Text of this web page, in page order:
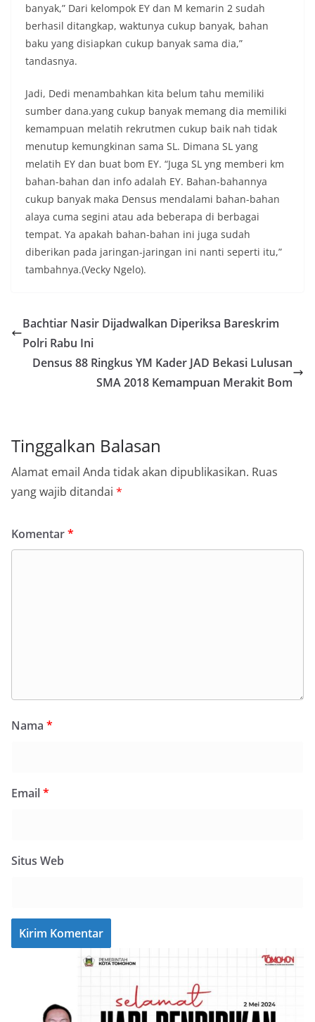
banyak,” Dari kelompok EY dan M kemarin 2 sudah
berhasil ditangkap, waktunya cukup banyak, bahan
baku yang disiapkan cukup banyak sama dia,”
tandasnya.
Jadi, Dedi menambahkan kita belum tahu memiliki
sumber dana.yang cukup banyak memang dia memiliki
kemampuan melatih rekrutmen cukup baik nah tidak
menutup kemungkinan sama SL. Dimana SL yang
melatih EY dan buat bom EY. “Juga SL yng memberi km
bahan-bahan dan info adalah EY. Bahan-bahannya
cukup banyak maka Densus mendalami bahan-bahan
alaya cuma segini atau ada beberapa di berbagai
tempat. Ya apakah bahan-bahan ini juga sudah
diberikan pada jaringan-jaringan ini nanti seperti itu,”
tambahnya.(Vecky Ngelo).
Bachtiar Nasir Dijadwalkan Diperiksa Bareskrim
Polri Rabu Ini
Densus 88 Ringkus YM Kader JAD Bekasi Lulusan
SMA 2018 Kemampuan Merakit Bom
Tinggalkan Balasan
Alamat email Anda tidak akan dipublikasikan. Ruas
yang wajib ditandai *
Komentar*
Nama *
Email*
Situs Web